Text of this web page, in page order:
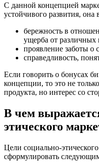
С данной концепцией
устойчивого развития,
бережность в
ущерба от различных
проявление заботы о
справедливость,
Если говорить о бонусах
концепции, то это не
продукта, но интерес со
В чем
этического
Цели социально-
сформулировать